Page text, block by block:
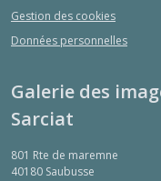
Gestion des cookies
Données personnelles
Galerie des
Sarciat
801 Rte de maremne
40180 Saubusse